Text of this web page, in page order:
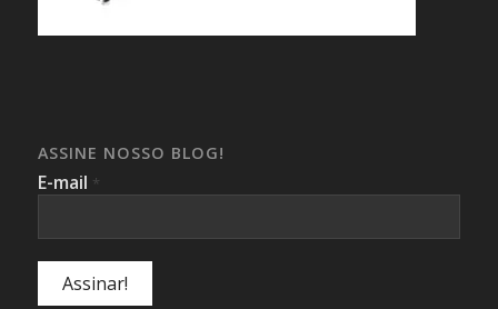
ASSINE NOSSO BLOG!
E-mail *